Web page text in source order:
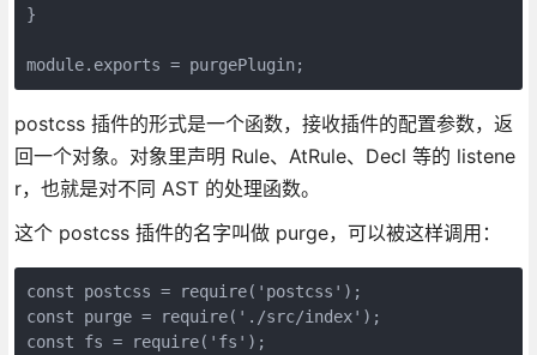
}
module.exports = purgePlugin;
postcss 插件的形式是一个函数，接收插件的配置参数，返
回一个对象。对象里声明 Rule、AtRule、Decl 等的 listene
r，也就是对不同 AST 的处理函数。
这个 postcss 插件的名字叫做 purge，可以被这样调用：
const postcss = require('postcss');
const purge = require('./src/index');
const fs = require('fs');